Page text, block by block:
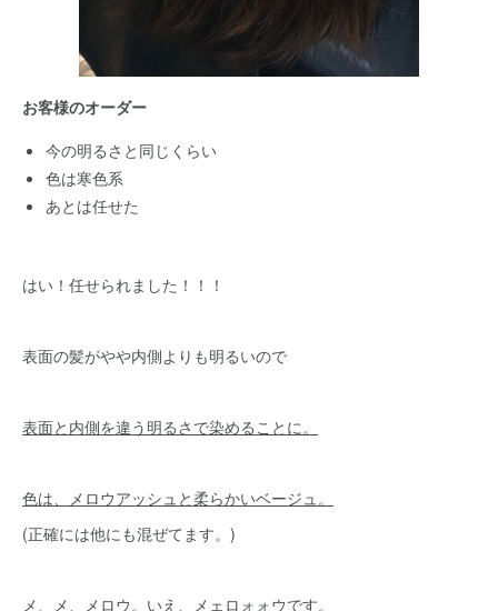
お客様のオーダー
今の明るさと同じくらい
色は寒色系
あとは任せた
はい！任せられました！！！
表面の髪がやや内側よりも明るいので
表面と内側を違う明るさで染めることに。
色は、メロウアッシュと柔らかいベージュ。
(正確には他にも混ぜてます。)
メ、メ、メロウ。いえ、メェロォォウです。